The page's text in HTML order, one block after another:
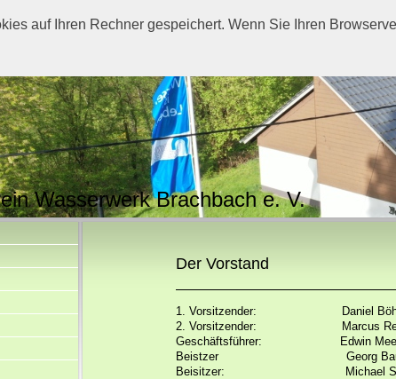
auf Ihren Rechner gespeichert. Wenn Sie Ihren
Wasserwerk Brachbach e. V.
Der Vorstand
1. Vorsitzender:
Daniel
2. Vorsitzender:
Marcus
Geschäftsführer:
Edwin
Beistzer Georg
Beisitzer:
Michael